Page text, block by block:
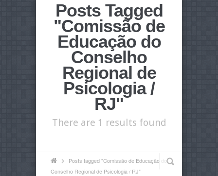
Posts Tagged
"Comissão de
Educação do
Conselho
Regional de
Psicologia /
RJ"
There are 1 results found
Posts tagged "Comissão de Educação do
Conselho Regional de Psicologia / RJ"